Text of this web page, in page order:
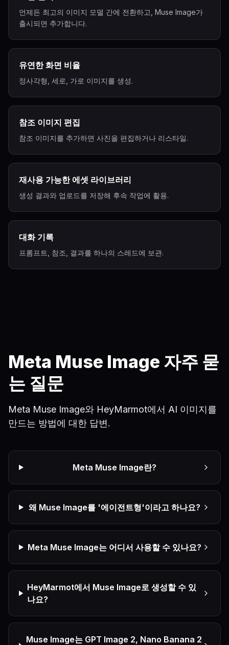
언제든 최고의 이미지 모델 간에 전환하고, Muse Image가
출시되면 추가합니다.
유연한 화면 비율
정사각형, 세로, 가로 이미지를 생성.
참조 이미지 편집
참조 이미지를 추가하면 사진을 편집하거나 리스타일.
재사용 가능한 에셋 라이브러리
생성 결과와 업로드를 저장해 후속 작업에 활용.
대화 기록
프롬프트, 참조, 결과를 하나의 스레드에 보관.
Meta Muse Image 자주 묻
는 질문
Meta Muse Image와 HeyMarmot에서 AI 이미지를
만드는 방법에 대한 답변.
Meta Muse Image란?
왜 Muse Image를 '에이전트형'이라고 하나요?
Meta Muse Image는 어디서 사용할 수 있나요?
HeyMarmot에서 Muse Image로 생성할 수 있
나요?
Muse Image는 GPT Image 2, Nano Banana 2